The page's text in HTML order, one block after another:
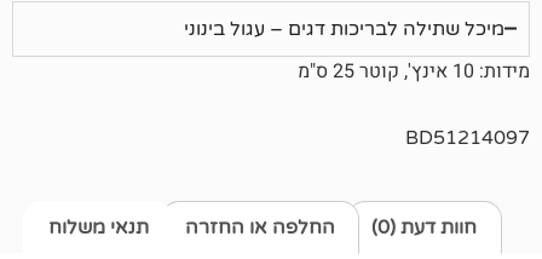
דגים – עגול בינוני
תנאי משלוח החלפה או החזרה